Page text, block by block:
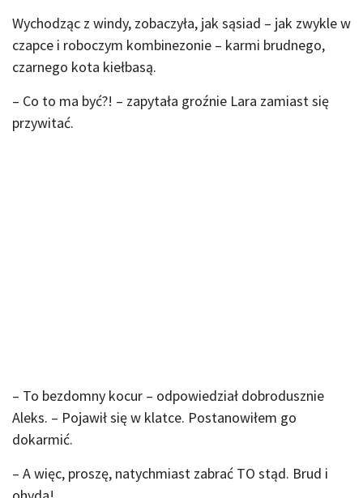
Wychodząc z windy, zobaczyła, jak sąsiad – jak zwykle w
czapce i roboczym kombinezonie – karmi brudnego,
czarnego kota kiełbasą.
– Co to ma być?! – zapytała groźnie Lara zamiast się
przywitać.
– To bezdomny kocur – odpowiedział dobrodusznie
Aleks. – Pojawił się w klatce. Postanowiłem go
dokarmić.
– A więc, proszę, natychmiast zabrać TO stąd. Brud i